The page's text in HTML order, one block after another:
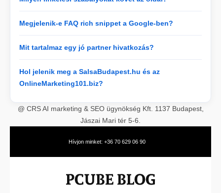
Megjelenik-e FAQ rich snippet a Google-ben?
Mit tartalmaz egy jó partner hivatkozás?
Hol jelenik meg a SalsaBudapest.hu és az
OnlineMarketing101.biz?
@ CRS AI marketing & SEO ügynökség Kft. 1137 Budapest,
Jászai Mari tér 5-6.
Hívjon minket: +36 70 629 06 90